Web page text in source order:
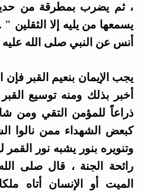
، ثم يضرب بمطرقة من
يسمعها من يليه إلا
أنس عن النبي صلى الله
يجب الإيمان بنعيم القبر
أخبر بذلك ومنه توسيع
ذراعاً للمؤمن التقي ومن
كبعض الشهداء ممن نالوا
وتنويره بنور يشبه نور
رائحة الجنة ، قال صلى
الميت أو الإنسان أتاه